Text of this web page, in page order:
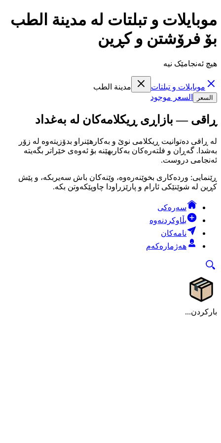
موبايلات و تبلتات لە مدينة الطب
بۆ فرۆشتن و کڕین
هیچ ئەنجامێک نیە
موبايلات و تبلتات مدينة الطب
السعر السعر موجود
ڕاقی — بازاڕی ڕیکلامەکان لە بەغداد
لە ڕاقی دەتوانیت ڕیکلامی نوێ و بەکارهێنراو بدۆزیتەوە لە زۆر
بەشدا. گەڕان و فلتەرەکان بەکاربهێنە بۆ ئەوەی خێراتر بگەیتە
ئەنجامی دروست.
ڕێنمایی: وردەکاری بخوێنەرەوە، وێنەکان باش سەیربکە، و پێش
کڕین لە شوێنێکی ئارام و پارێزراودا چاوپێکەوتن بکە.
سەرەکی
بڵاوکردنەوە
نامەکان
هەژمارەکەم
بارکردن...